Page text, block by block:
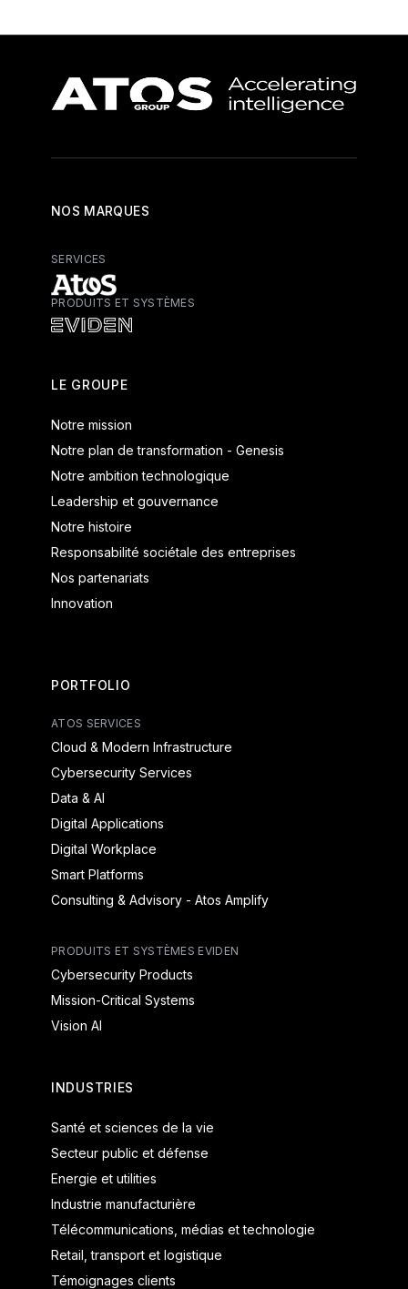
NOS MARQUES
SERVICES
Atos - Services
PRODUITS ET SYSTÈMES
LE GROUPE
Notre mission
Notre plan de transformation - Genesis
Notre ambition technologique
Leadership et gouvernance
Notre histoire
Responsabilité sociétale des entreprises
Nos partenariats
Innovation
PORTFOLIO
ATOS SERVICES
Cloud & Modern Infrastructure
Cybersecurity Services
Data & AI
Digital Applications
Digital Workplace
Smart Platforms
Consulting & Advisory - Atos Amplify
PRODUITS ET SYSTÈMES EVIDEN
Cybersecurity Products
Mission-Critical Systems
Vision AI
INDUSTRIES
Santé et sciences de la vie
Secteur public et défense
Energie et utilities
Industrie manufacturière
Télécommunications, médias et technologie
Retail, transport et logistique
Témoignages clients